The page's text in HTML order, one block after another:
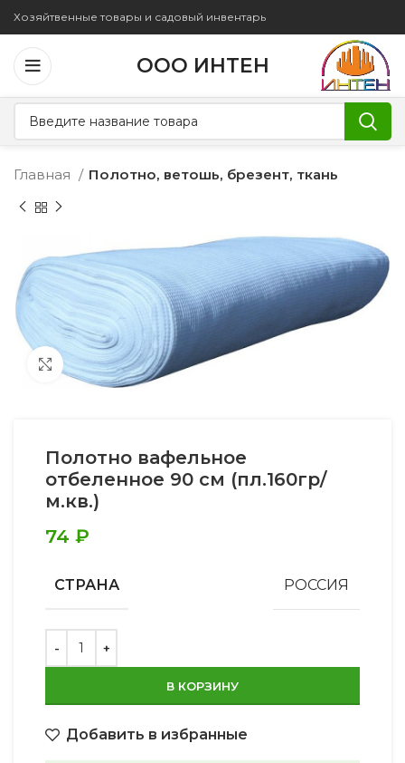
Хозяйтвенные товары и садовый инвентарь
ООО ИНТЕН
Главная Полотно, ветошь, брезент, ткань
Увеличить
Полотно вафельное
отбеленное 90 см (пл.160гр/
м.кв.)
74 ₽
СТРАНА РОССИЯ
В КОРЗИНУ
Добавить в избранные